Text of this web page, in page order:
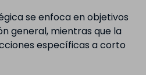
se enfoca en objetivos
general, mientras que la
específicas a corto